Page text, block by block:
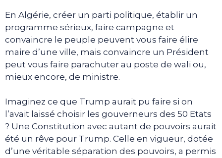
En Algérie, créer un parti politique, établir un
programme sérieux, faire campagne et
convaincre le peuple peuvent vous faire élire
maire d’une ville, mais convaincre un Président
peut vous faire parachuter au poste de wali ou,
mieux encore, de ministre.
Imaginez ce que Trump aurait pu faire si on
l’avait laissé choisir les gouverneurs des 50 Etats
? Une Constitution avec autant de pouvoirs aurait
été un rêve pour Trump. Celle en vigueur, dotée
d’une véritable séparation des pouvoirs, a permis